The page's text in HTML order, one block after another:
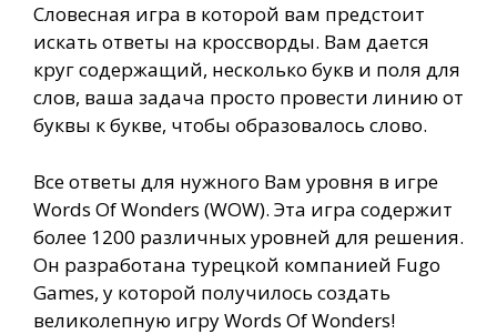
Словесная игра в которой вам предстоит
искать ответы на кроссворды. Вам дается
круг содержащий, несколько букв и поля для
слов, ваша задача просто провести линию от
буквы к букве, чтобы образовалось слово.
Все ответы для нужного Вам уровня в игре
Words Of Wonders (WOW). Эта игра содержит
более 1200 различных уровней для решения.
Он разработана турецкой компанией Fugo
Games, у которой получилось создать
великолепную игру Words Of Wonders!